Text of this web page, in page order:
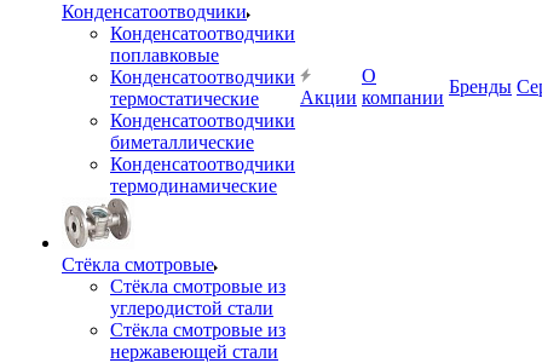
Конденсатоотводчики
Конденсатоотводчики
поплавковые
Конденсатоотводчики
термостатические
Конденсатоотводчики
биметаллические
Конденсатоотводчики
термодинамические
Стёкла смотровые
Стёкла смотровые из
углеродистой стали
Стёкла смотровые из
нержавеющей стали
Акции
О
компании
Бренды